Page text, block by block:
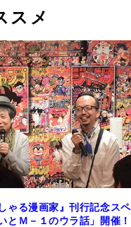
ケだった
スメ
ゃる漫画家』刊行記念スペ
とＭ－１のウラ話」開催！